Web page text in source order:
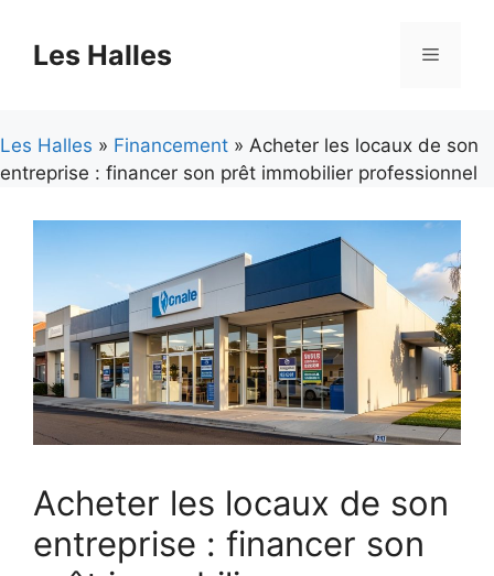
contenuLes Halles Menu
Les Halles » Financement » Acheter les locaux de son
entreprise : financer son prêt immobilier professionnel
Acheter les locaux de son
entreprise : financer son